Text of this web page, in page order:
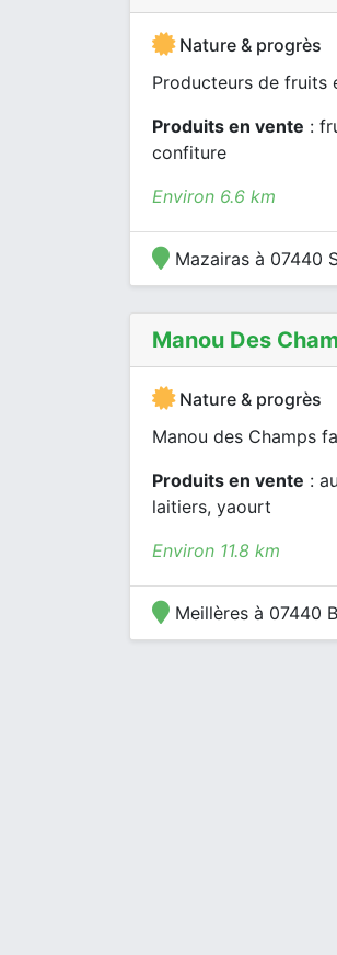
Nature & progrès
Producteurs de fruits
Produits en vente :
confiture
Environ 6.6 km
Mazairas à 07440
Manou Des
Nature & progrès
Manou des Champs
Produits en vente :
laitiers, yaourt
Environ 11.8 km
Meillères à 07440